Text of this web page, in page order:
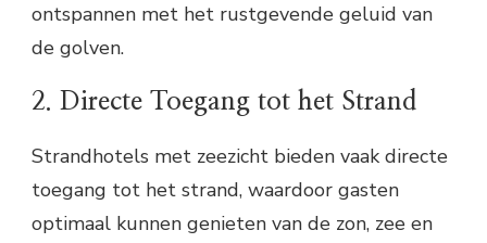
ontspannen met het rustgevende geluid van
de golven.
2. Directe Toegang tot het Strand
Strandhotels met zeezicht bieden vaak directe
toegang tot het strand, waardoor gasten
optimaal kunnen genieten van de zon, zee en